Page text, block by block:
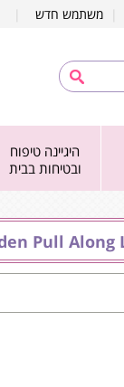
משתמש חדש
היגיינה טיפוח
ובטיחות בבית